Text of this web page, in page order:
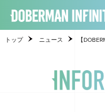
トップ ニュース 【